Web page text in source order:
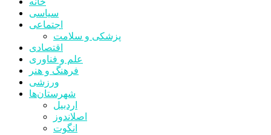
سیاسی
اجتماعی
پزشکی و سلامت
اقتصادی
علم و فناوری
فرهنگ و هنر
ورزشی
شهرستان‌ها
اردبیل
اصلاندوز
انگوت